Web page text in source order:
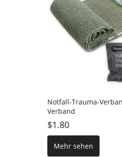
Notfall-Trauma-
Verband
$1.80
Mehr sehen